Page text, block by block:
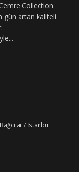
Collection
gün artan kaliteli
/ İstanbul